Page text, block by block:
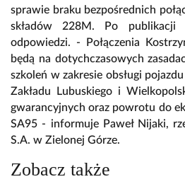
sprawie braku bezpośrednich
składów 228M. Po publikacji
odpowiedzi. - Połączenia
będą na dotychczasowych
szkoleń w zakresie obsługi
Zakładu Lubuskiego i
gwarancyjnych oraz powrotu do
SA95 - informuje Paweł Nijaki,
S.A. w Zielonej Górze.
Zobacz także